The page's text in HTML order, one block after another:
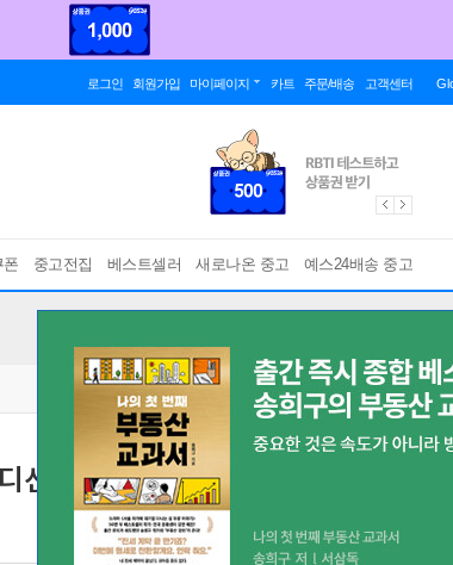
로그인 회원가입 마이페이지 카트 주문/배송 고객센터
폰 중고전집 베스트셀러 새로나온 중고 예스24배송 중고
션 공부에 지친 청소년들을 위한 힐링 에세이